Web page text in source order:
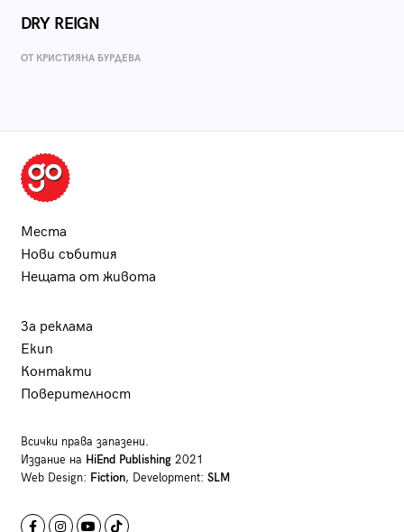
DRY REIGN
ОТ КРИСТИЯНА БУРДЕВА
Места
Нови събития
Нещата от живота
За реклама
Екип
Контакти
Поверителност
Всички права запазени.
Издание на HiEnd Publishing2021
Web Design: Fiction, Development: SLM